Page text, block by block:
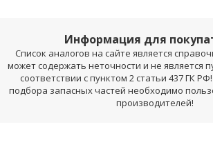
Информация для
Список аналогов на сайте является
может содержать неточности и не является
соответствии с пунктом 2 статьи 437 ГК
подбора запасных частей необходимо
производителей!